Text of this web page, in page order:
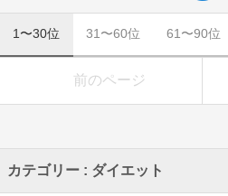
1〜30位 31〜60位 61〜90位
前のページ
カテゴリー : ダイエット